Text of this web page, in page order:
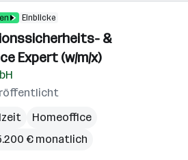
Einblicke
&
Expert (w/m/x)
Homeoffice
€ monatlich